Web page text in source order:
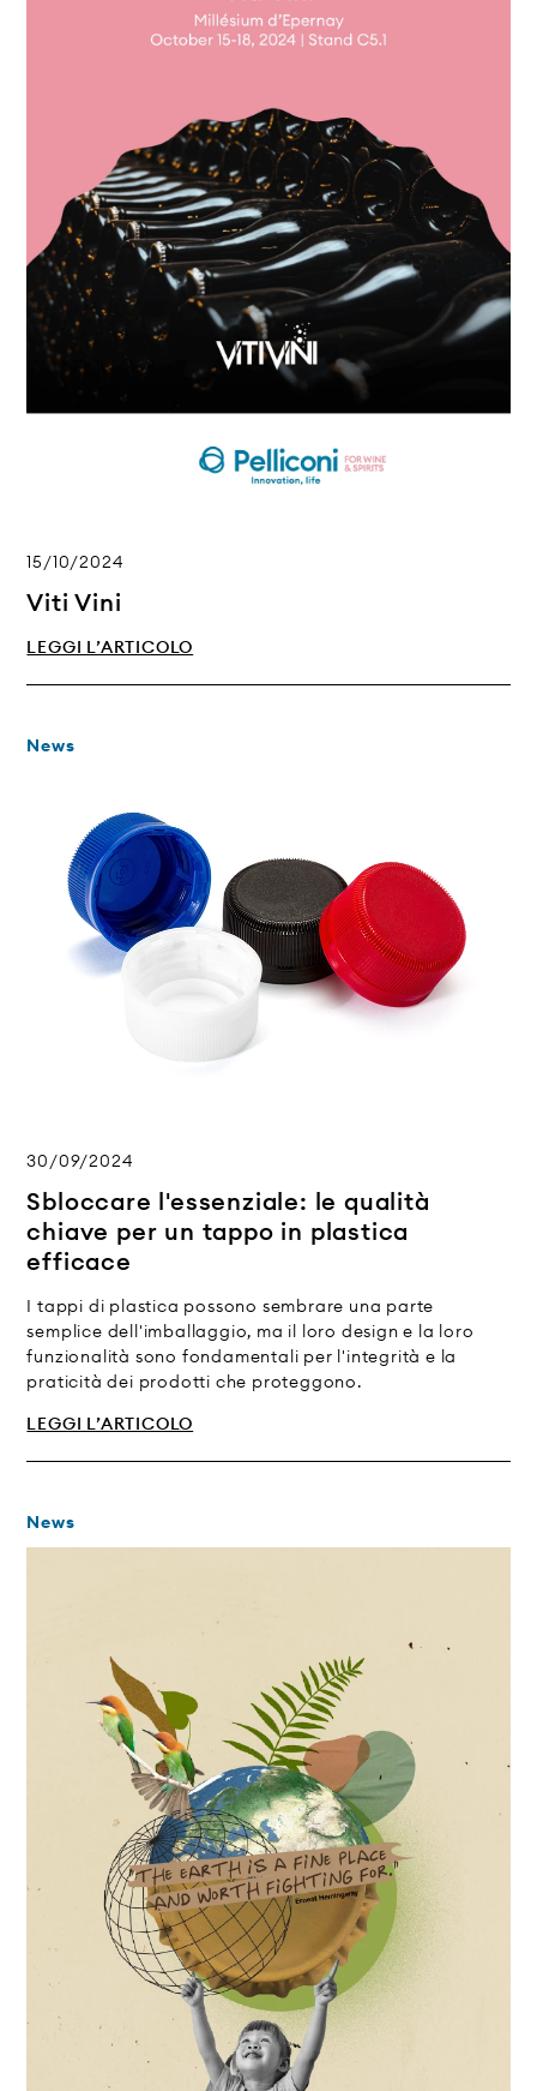
15/10/2024
Viti Vini
LEGGI L’ARTICOLO
News
30/09/2024
Sbloccare l'essenziale: le qualità
chiave per un tappo in plastica
efficace
I tappi di plastica possono sembrare una parte
semplice dell'imballaggio, ma il loro design e la loro
funzionalità sono fondamentali per l'integrità e la
praticità dei prodotti che proteggono.
LEGGI L’ARTICOLO
News